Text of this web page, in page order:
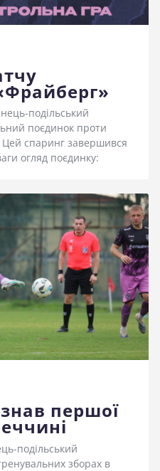
подільський
поєдинок проти
спаринг завершився
огляд поєдинку:
першої
подільський
зборах в